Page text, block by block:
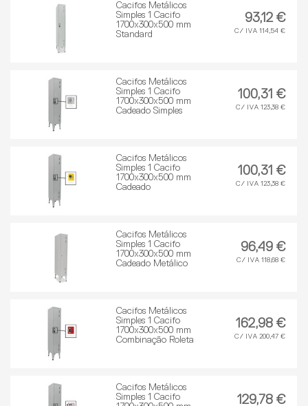
Cacifos Metálicos
Simples 1 Cacifo
1700x300x500 mm
Standard
93,12 €
C/ IVA 114,54 €
Cacifos Metálicos
Simples 1 Cacifo
1700x300x500 mm
Cadeado Simples
100,31 €
C/ IVA 123,38 €
Cacifos Metálicos
Simples 1 Cacifo
1700x300x500 mm
Cadeado
100,31 €
C/ IVA 123,38 €
Cacifos Metálicos
Simples 1 Cacifo
1700x300x500 mm
Cadeado Metálico
96,49 €
C/ IVA 118,68 €
Cacifos Metálicos
Simples 1 Cacifo
1700x300x500 mm
Combinação Roleta
162,98 €
C/ IVA 200,47 €
Cacifos Metálicos
Simples 1 Cacifo
129,78 €